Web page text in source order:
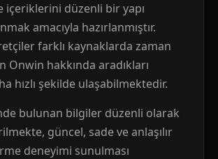
içeriklerini düzenli bir yapı
amacıyla hazırlanmıştır.
farklı kaynaklarda zaman
Onwin hakkında aradıkları
hızlı şekilde ulaşabilmektedir.
bulunan bilgiler düzenli olarak
güncel, sade ve anlaşılır
deneyimi sunulması